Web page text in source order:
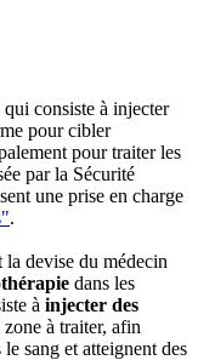
consiste à injecter
pour cibler
pour traiter les
par la Sécurité
une prise en charge
.
la devise du médecin
dans les
à injecter des
à traiter, afin
sang et atteignent des